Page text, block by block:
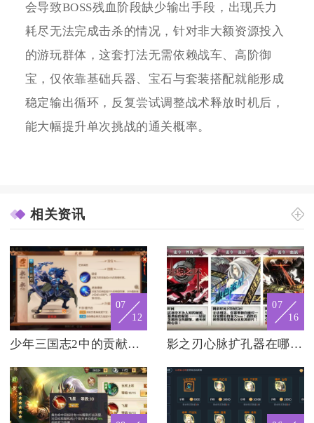
会导致BOSS残血阶段缺少输出手段，出现兵力
耗尽无法完成击杀的情况，针对非大额资源投入
的游玩群体，这套打法无需依赖战车、高阶御
宝，仅依靠基础兵器、宝石与套装搭配就能形成
稳定输出循环，反复尝试调整战术释放时机后，
能大幅提升单次挑战的通关概率。
相关资讯
07
12
少年三国志2中的贡献如何影响合击技能
07
16
影之刃心脉扩孔器在哪个章节刷得比较快